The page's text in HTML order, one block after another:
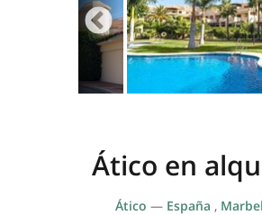
Ático en
Ático — España ,